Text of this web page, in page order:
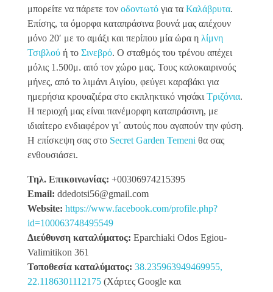
μπορείτε να πάρετε τον οδοντωτό για τα Καλάβρυτα.
Επίσης, τα όμορφα καταπράσινα βουνά μας απέχουν
μόνο 20′ με το αμάξι και περίπου μία ώρα η λίμνη
Τσιβλού ή το Σινεβρό. Ο σταθμός του τρένου απέχει
μόλις 1.500μ. από τον χώρο μας. Τους καλοκαιρινούς
μήνες, από το λιμάνι Αιγίου, φεύγει καραβάκι για
ημερήσια κρουαζιέρα στο εκπληκτικό νησάκι Τριζόνια.
Η περιοχή μας είναι πανέμορφη καταπράσινη, με
ιδιαίτερο ενδιαφέρον γι᾽ αυτούς που αγαπούν την φύση.
Η επίσκεψη σας στο Secret Garden Temeni θα σας
ενθουσιάσει.
Τηλ. Επικοινωνίας: +00306974215395
Email: ddedotsi56@gmail.com
Website: https://www.facebook.com/profile.php?
id=100063748495549
Διεύθυνση καταλύματος: Eparchiaki Odos Egiou-
Valimitikon 361
Τοποθεσία καταλύματος: 38.235963949469955,
22.1186301112175 (Χάρτες Google και